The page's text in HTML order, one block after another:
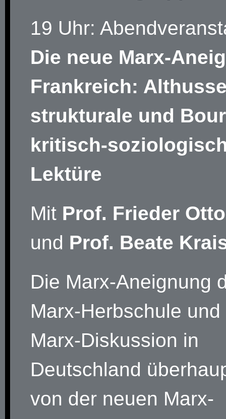
19 Uhr:
Die neue Marx-
Frankreich:
strukturale und
kritisch-
Lektüre
Mit Prof. Frieder
und Prof. Beate
Die Marx-Aneignung
Marx-Herbschule und
Marx-Diskussion in
Deutschland
von der neuen Marx-